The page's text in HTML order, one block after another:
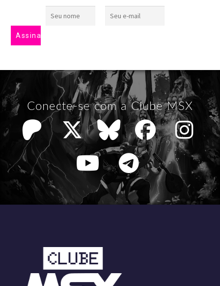
Conecte-se com a Clube MSX